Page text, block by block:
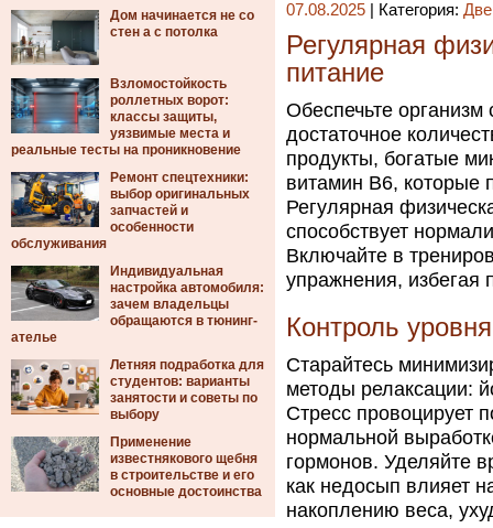
Дом начинается не со
стен а с потолка
Взломостойкость
роллетных ворот:
классы защиты,
уязвимые места и
реальные тесты на проникновение
Ремонт спецтехники:
выбор оригинальных
запчастей и
особенности
обслуживания
Индивидуальная
настройка автомобиля:
зачем владельцы
обращаются в тюнинг-
ателье
Летняя подработка для
студентов: варианты
занятости и советы по
выбору
Применение
известнякового щебня
в строительстве и его
основные достоинства
07.08.2025 | Категория:
Регулярная
питание
Обеспечьте
достаточное
продукты, богатые
витамин В6, которые
Регулярная
способствует
Включайте в
упражнения, избегая
Контроль
Старайтесь
методы релаксации:
Стресс провоцирует
нормальной
гормонов. Уделяйте
как недосып влияет
накоплению веса,